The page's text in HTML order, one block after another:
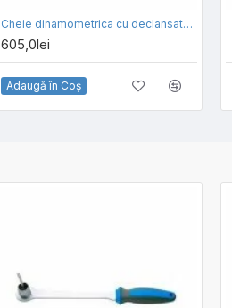
Cheie dinamometrica cu declansator UNIOR cu antrenor de 1/2 inch 264
605,0lei
Adaugă în Coş